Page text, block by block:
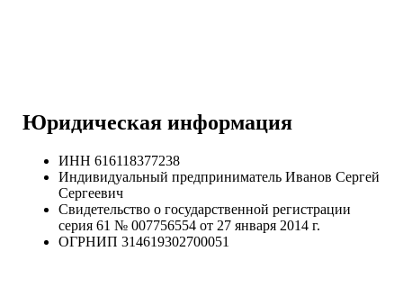
Юридическая информация
ИНН 616118377238
Индивидуальный предприниматель Иванов Сергей
Сергеевич
Свидетельство о государственной регистрации
серия 61 № 007756554 от 27 января 2014 г.
ОГРНИП314619302700051